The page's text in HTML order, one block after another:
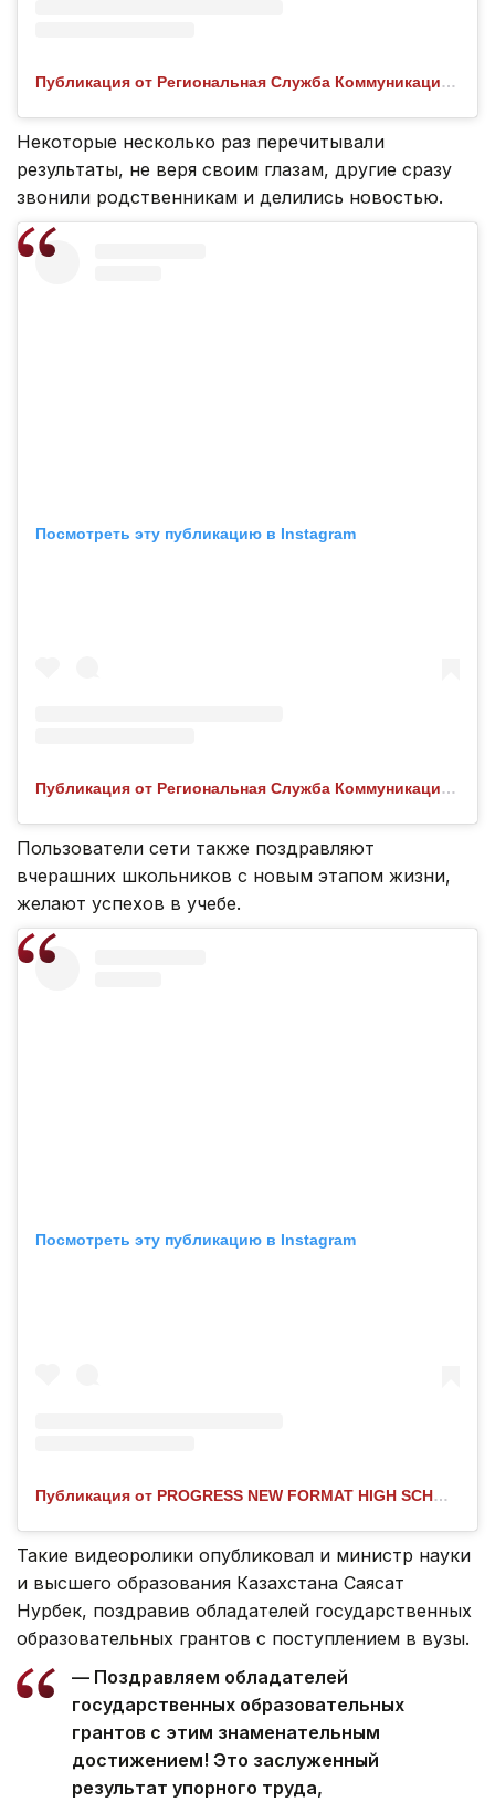
Публикация от Региональная Служба Коммуникаций СКО (@rsk.sko.kz)
Некоторые несколько раз перечитывали
результаты, не веря своим глазам, другие сразу
звонили родственникам и делились новостью.
Посмотреть эту публикацию в Instagram
Публикация от Региональная Служба Коммуникаций СКО (@rsk.sko.kz)
Пользователи сети также поздравляют
вчерашних школьников с новым этапом жизни,
желают успехов в учебе.
Посмотреть эту публикацию в Instagram
Публикация от PROGRESS NEW FORMAT HIGH SCHOOL | ЖЕКЕМЕНШІК МЕКТЕП (@progress__aktau)
Такие видеоролики опубликовал и министр науки
и высшего образования Казахстана Саясат
Нурбек, поздравив обладателей государственных
образовательных грантов с поступлением в вузы.
— Поздравляем обладателей
государственных образовательных
грантов с этим знаменательным
достижением! Это заслуженный
результат упорного труда,